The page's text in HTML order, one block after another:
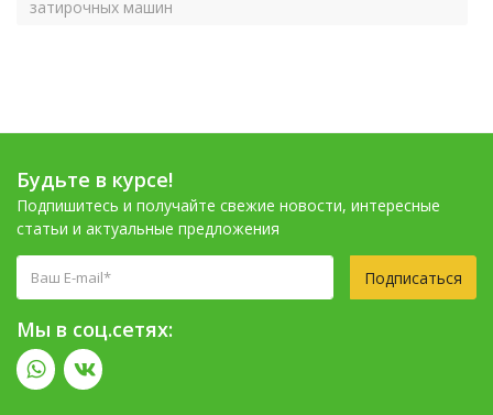
затирочных машин
Будьте в курсе!
Подпишитесь и получайте свежие новости, интересные
статьи и актуальные предложения
Подписаться
Мы в соц.сетях: